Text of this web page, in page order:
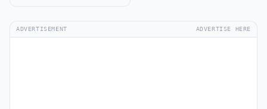
ADVERTISEMENT ADVERTISE HERE